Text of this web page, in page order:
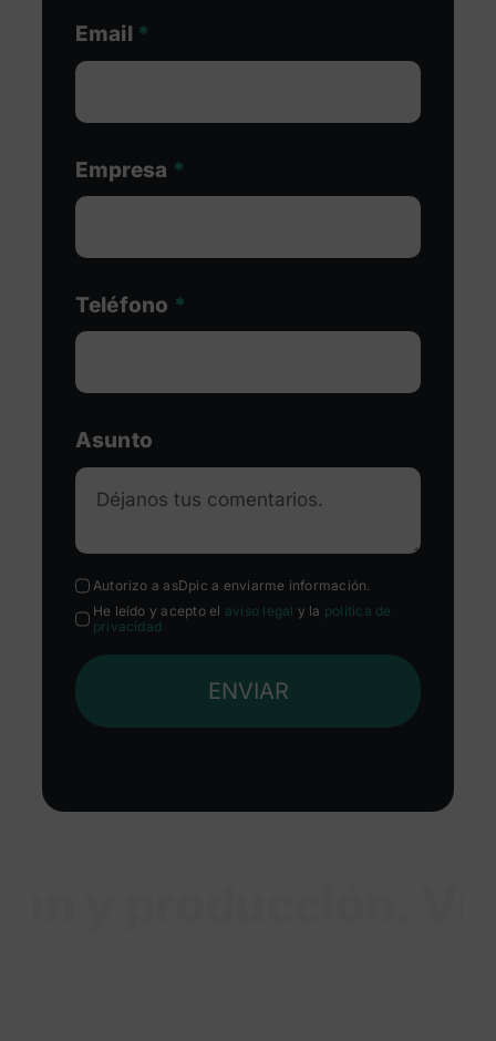
Email *
Empresa *
Teléfono *
Asunto
Autorizo a asDpic a enviarme información.
He leído y acepto el aviso legal y la política de
privacidad
ENVIAR